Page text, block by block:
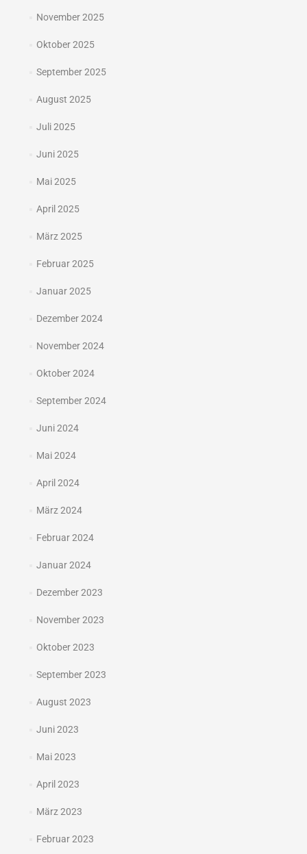
November 2025
Oktober 2025
September 2025
August 2025
Juli 2025
Juni 2025
Mai 2025
April 2025
März 2025
Februar 2025
Januar 2025
Dezember 2024
November 2024
Oktober 2024
September 2024
Juni 2024
Mai 2024
April 2024
März 2024
Februar 2024
Januar 2024
Dezember 2023
November 2023
Oktober 2023
September 2023
August 2023
Juni 2023
Mai 2023
April 2023
März 2023
Februar 2023